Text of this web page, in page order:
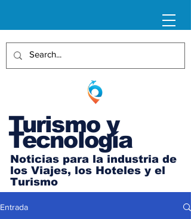
Turismo y
Tecnología
Noticias para la industria de
los Viajes, los Hoteles y el
Turismo
Entrada